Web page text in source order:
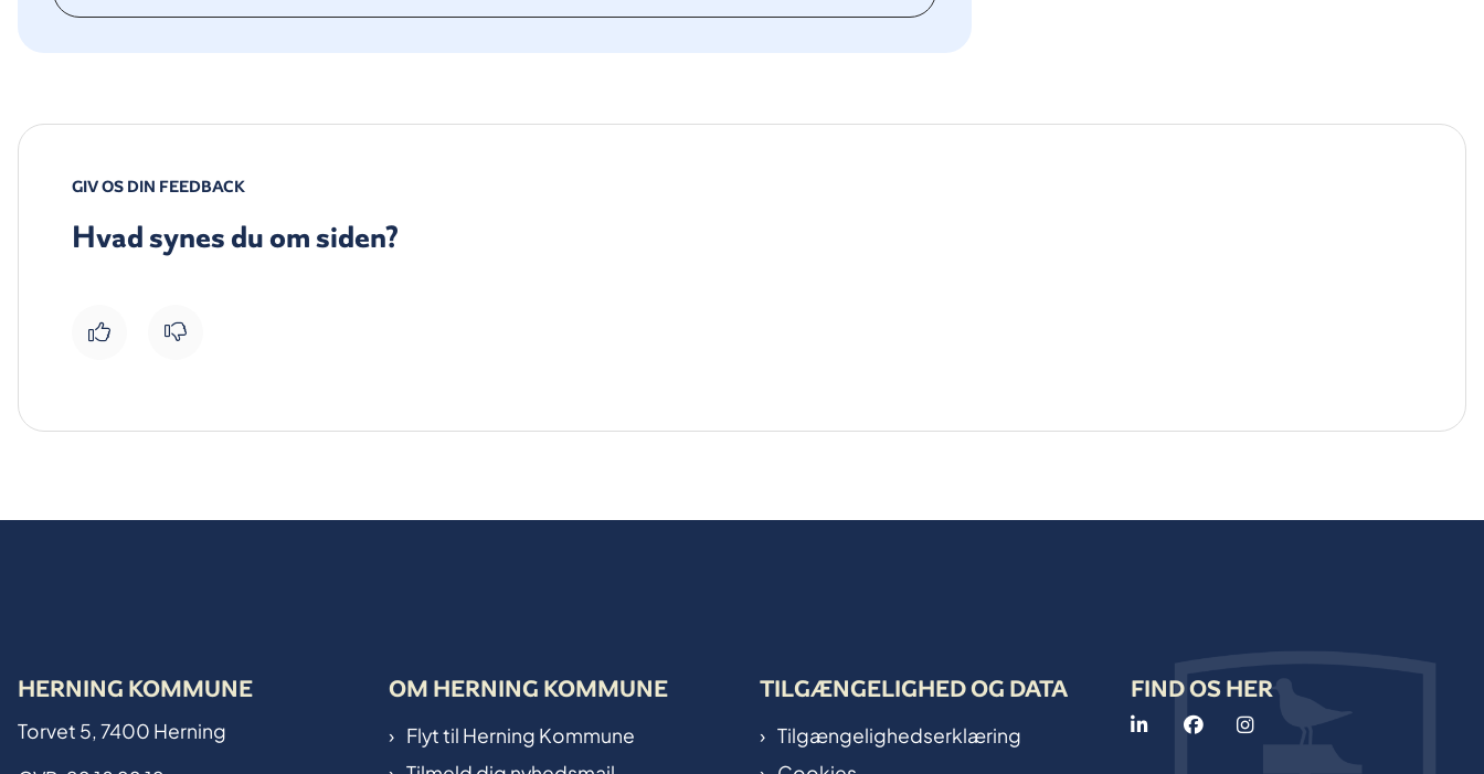
GIV OS DIN FEEDBACK
Hvad synes du om siden?
HERNING KOMMUNE
Torvet 5, 7400 Herning
OM HERNING KOMMUNE
Flyt til Herning Kommune
TILGÆNGELIGHED OG DATA
Tilgængelighedserklæring
FIND OS HER